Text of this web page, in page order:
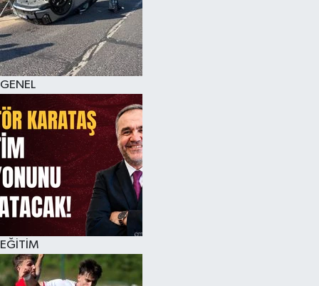
GENEL
EĞİTİM
KÜLTÜR SANAT
MAGAZİN
SAĞLIK
SİYASET
SPOR
TEKNOLOJİ
VİZYONDAKİLER
YAŞAM